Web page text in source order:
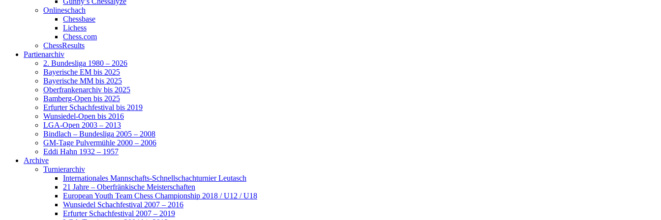
Onlineschach
Chessbase
Lichess
Chess.com
ChessResults
Partienarchiv
2. Bundesliga 1980 – 2026
Bayerische EM bis 2025
Bayerische MM bis 2025
Oberfrankenarchiv bis 2025
Bamberg-Open bis 2025
Erfurter Schachfestival bis 2019
Wunsiedel-Open bis 2016
LGA-Open 2003 – 2013
Bindlach – Bundesliga 2005 – 2008
GM-Tage Pulvermühle 2000 – 2006
Eddi Hahn 1932 – 1957
Archive
Turnierarchiv
Internationales Mannschafts-Schnellschachturnier Leutasch
21 Jahre – Oberfränkische Meisterschaften
European Youth Team Chess Championship 2018 / U12 / U18
Wunsiedel Schachfestival 2007 – 2016
Erfurter Schachfestival 2007 – 2019